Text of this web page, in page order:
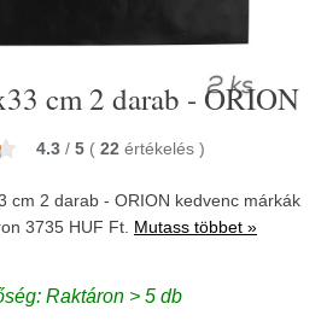
cm 2 darab - ORION
4.3 / 5 ( 22 értékelés )
cm 2 darab - ORION kedvenc márkák
3735 HUF Ft. Mutass többet »
Raktáron > 5 db